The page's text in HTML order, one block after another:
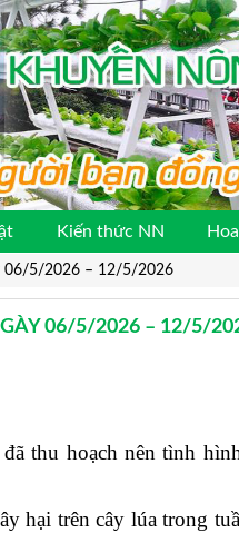
Kiến thức NN
06/5/2026 – 12/5/2026
06/5/2026 – 12/5/
thu hoạch nên tình
hại trên cây lúa trong